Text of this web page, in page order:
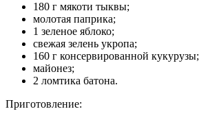
180 г мякоти тыквы;
молотая паприка;
1 зеленое яблоко;
свежая зелень укропа;
160 г консервированной кукурузы;
майонез;
2 ломтика батона.
Приготовление: